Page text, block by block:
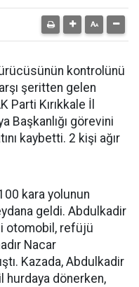
kontrolünü
şeritten gelen
Parti Kırıkkale İl
Başkanlığı görevini
kaybetti. 2 kişi ağır
kara yolunun
geldi. Abdulkadir
otomobil, refüjü
Nacar
Kazada, Abdulkadir
hurdaya dönerken,